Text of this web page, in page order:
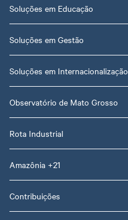
Soluções em Educação
Soluções em Gestão
Soluções em Internacionalização
Observatório de Mato Grosso
Rota Industrial
Amazônia +21
Contribuições